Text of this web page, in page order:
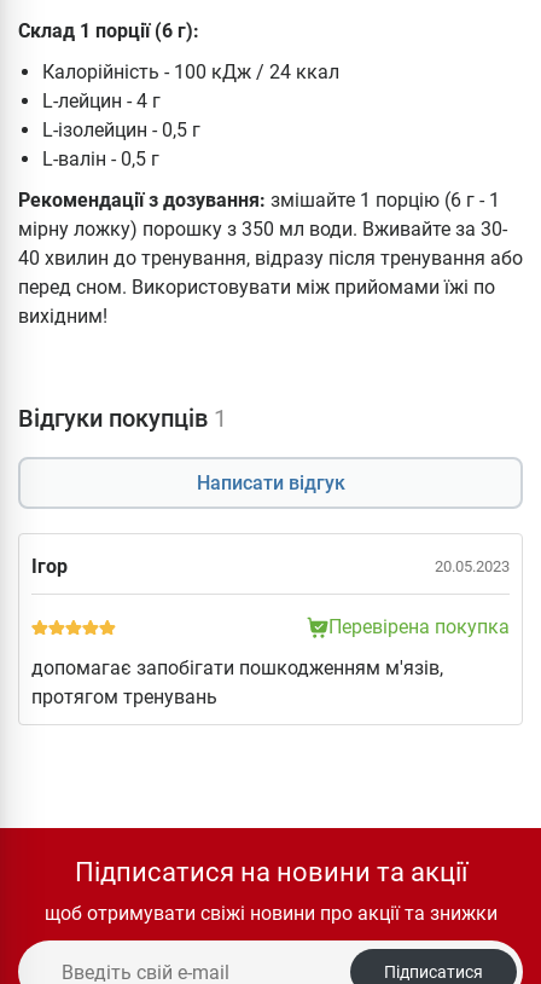
Склад 1 порції (6 г):
Калорійність - 100 кДж / 24 ккал
L-лейцин - 4 г
L-ізолейцин - 0,5 г
L-валін - 0,5 г
Рекомендації з дозування: змішайте 1 порцію (6 г - 1
мірну ложку) порошку з 350 мл води. Вживайте за 30-
40 хвилин до тренування, відразу після тренування або
перед сном. Використовувати між прийомами їжі по
вихідним!
Відгуки покупців 1
Написати відгук
Ігор 20.05.2023
Перевірена покупка
допомагає запобігати пошкодженням м'язів,
протягом тренувань
Підписатися на новини та акції
щоб отримувати свіжі новини про акції та знижки
Підписатися